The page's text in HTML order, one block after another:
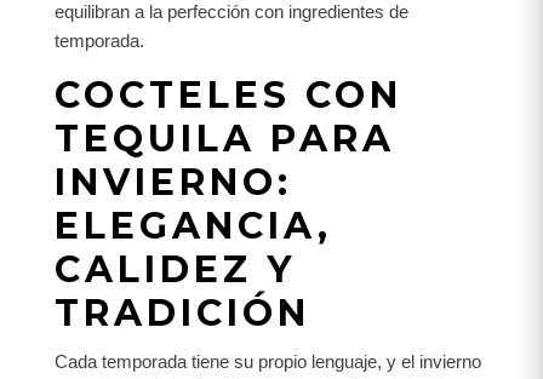
equilibran a la perfección con ingredientes de
temporada.
COCTELES CON
TEQUILA PARA
INVIERNO:
ELEGANCIA,
CALIDEZ Y
TRADICIÓN
Cada temporada tiene su propio lenguaje, y el invierno